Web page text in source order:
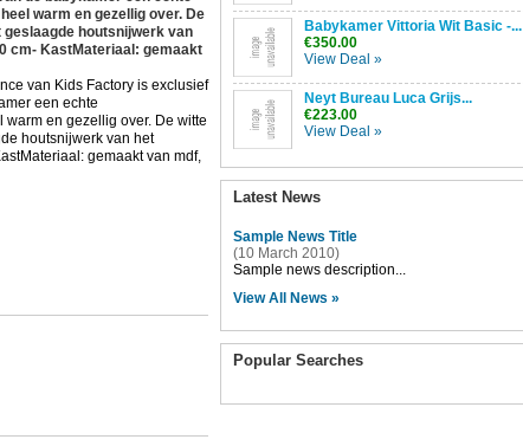
warm en gezellig over. De
houtsnijwerk van
cm- KastMateriaal: gemaakt
van Kids Factory is exclusief
een echte
en gezellig over. De witte
houtsnijwerk van het
gemaakt van mdf,
Babykamer Vittoria Wit Basic -...
€350.00
View Deal »
Neyt Bureau Luca Grijs...
€223.00
View Deal »
Latest News
Sample News Title
(10 March 2010)
Sample news description...
View All News »
Popular Searches